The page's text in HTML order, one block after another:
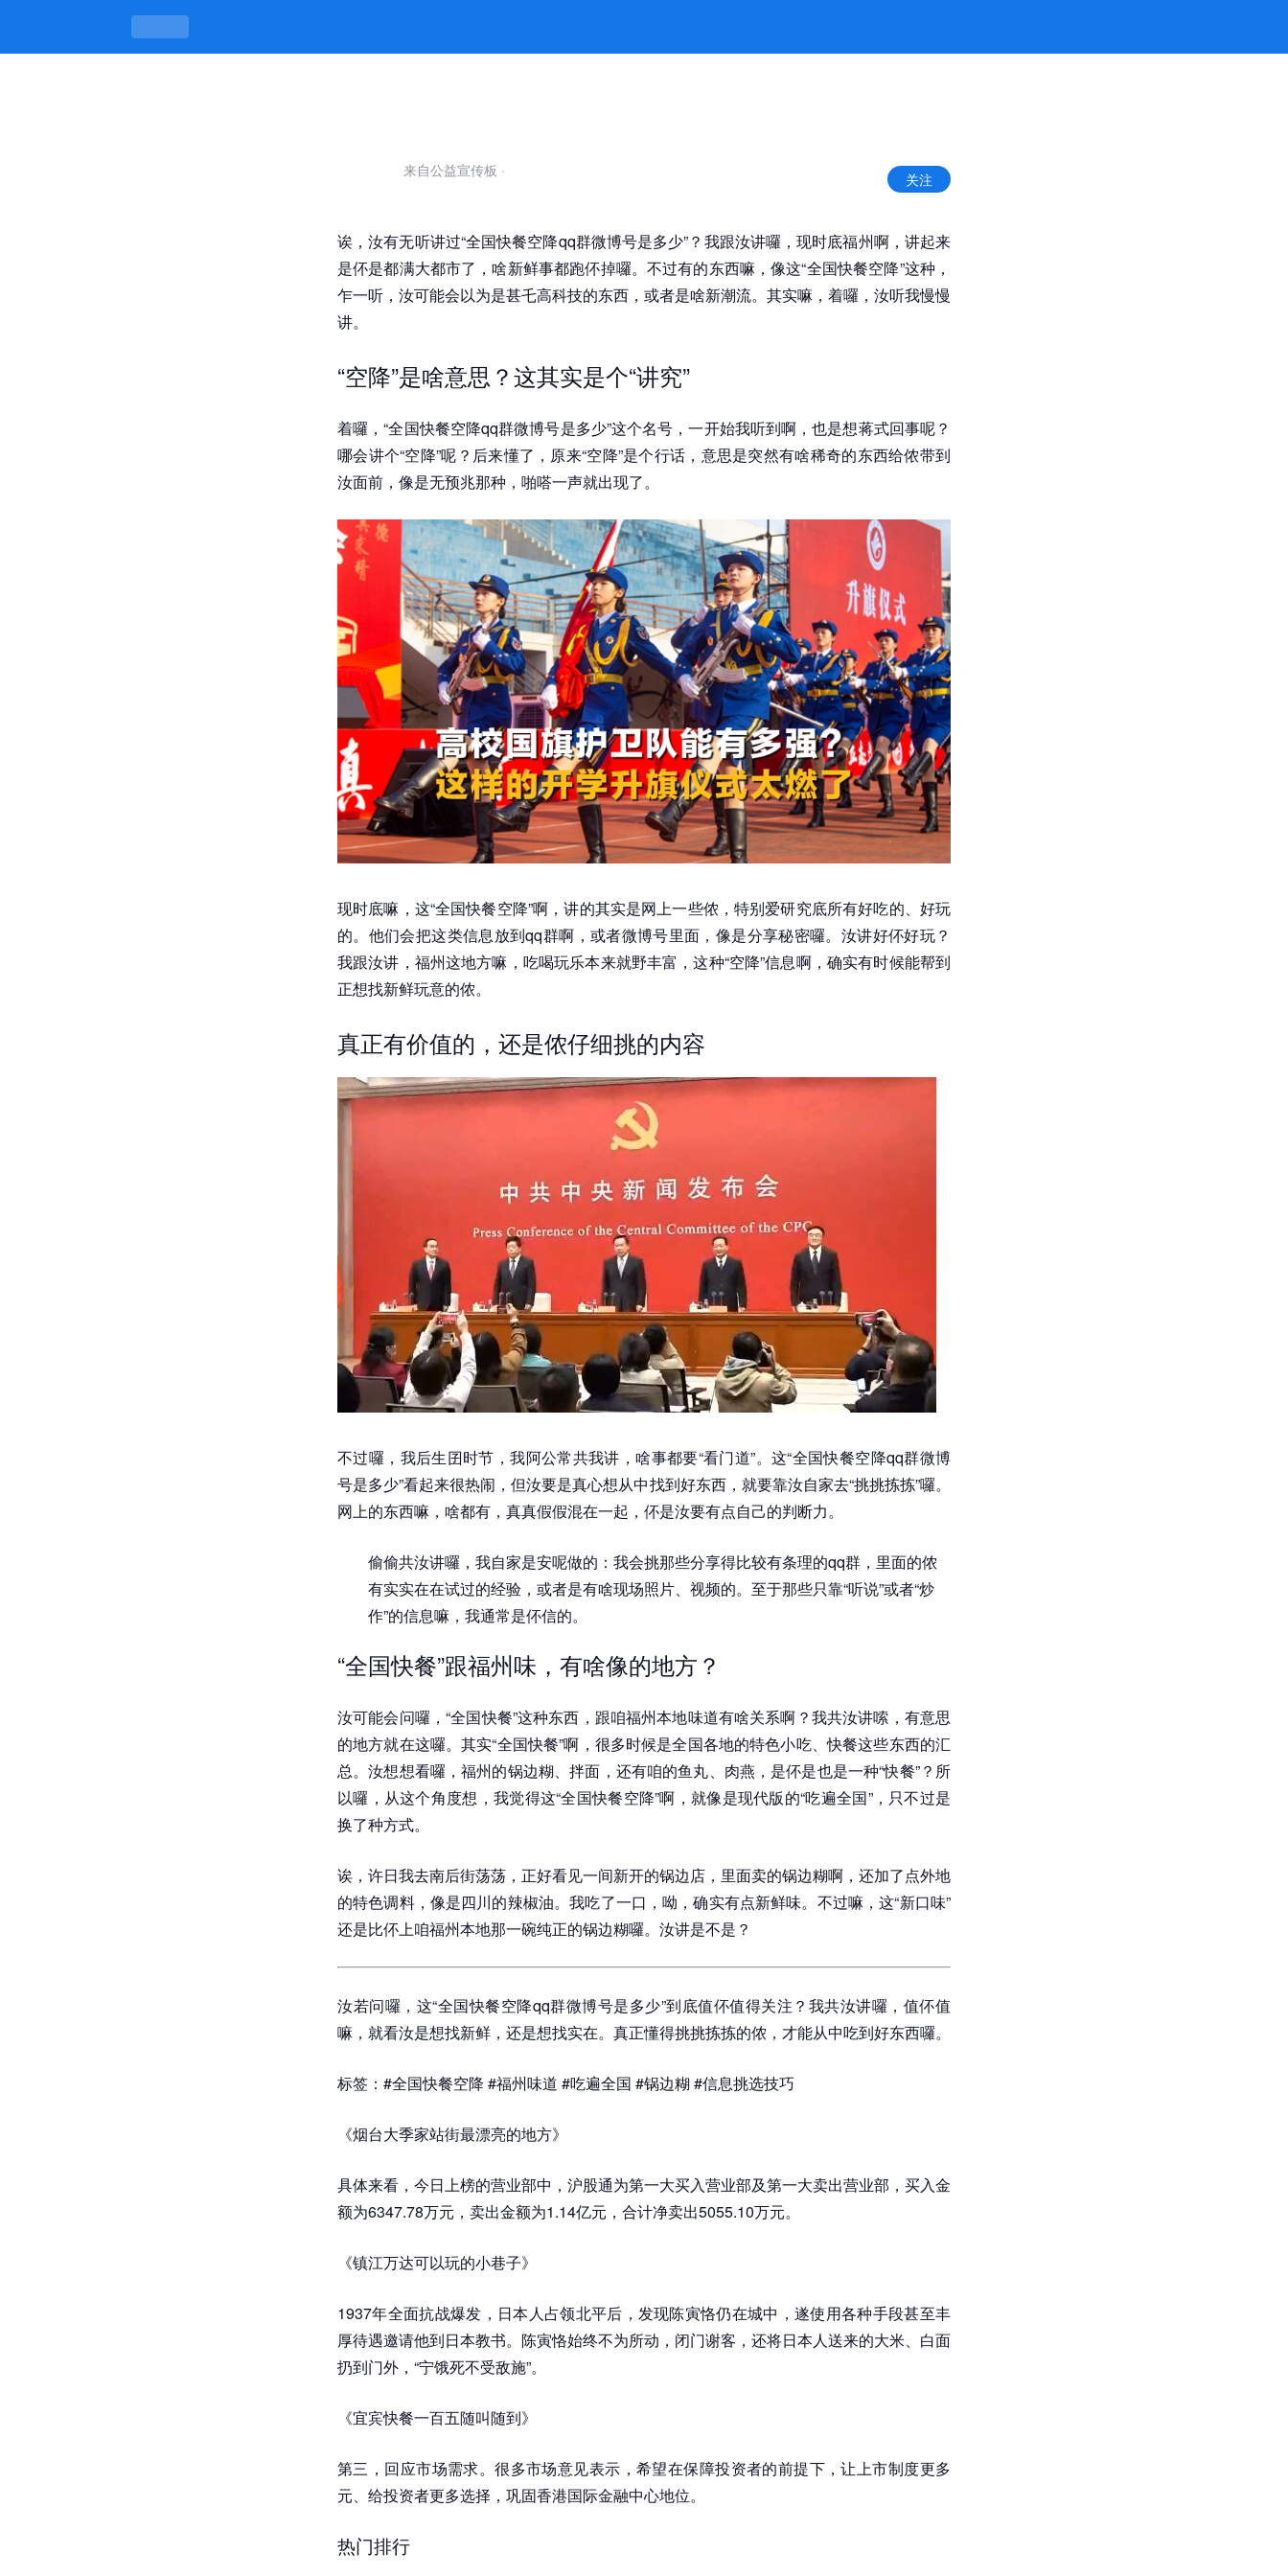
全国快餐空降qq群微博号是多少，会晓的侬野有趣，伓会晓的侬野好奇 -k8凯发官网
来自公益宣传板 · 关注
诶，汝有无听讲过“全国快餐空降qq群微博号是多少”？我跟汝讲囉，现时底福州啊，讲起来
是伓是都满大都市了，啥新鲜事都跑伓掉囉。不过有的东西嘛，像这“全国快餐空降”这种，
乍一听，汝可能会以为是甚乇高科技的东西，或者是啥新潮流。其实嘛，着囉，汝听我慢慢
讲。
“空降”是啥意思？这其实是个“讲究”
着囉，“全国快餐空降qq群微博号是多少”这个名号，一开始我听到啊，也是想蒋式回事呢？
哪会讲个“空降”呢？后来懂了，原来“空降”是个行话，意思是突然有啥稀奇的东西给侬带到
汝面前，像是无预兆那种，啪嗒一声就出现了。
现时底嘛，这“全国快餐空降”啊，讲的其实是网上一些侬，特别爱研究底所有好吃的、好玩
的。他们会把这类信息放到qq群啊，或者微博号里面，像是分享秘密囉。汝讲好伓好玩？
我跟汝讲，福州这地方嘛，吃喝玩乐本来就野丰富，这种“空降”信息啊，确实有时候能帮到
正想找新鲜玩意的侬。
真正有价值的，还是侬仔细挑的内容
不过囉，我后生囝时节，我阿公常共我讲，啥事都要“看门道”。这“全国快餐空降qq群微博
号是多少”看起来很热闹，但汝要是真心想从中找到好东西，就要靠汝自家去“挑挑拣拣”囉。
网上的东西嘛，啥都有，真真假假混在一起，伓是汝要有点自己的判断力。
偷偷共汝讲囉，我自家是安呢做的：我会挑那些分享得比较有条理的qq群，里面的侬
有实实在在试过的经验，或者是有啥现场照片、视频的。至于那些只靠“听说”或者“炒
作”的信息嘛，我通常是伓信的。
“全国快餐”跟福州味，有啥像的地方？
汝可能会问囉，“全国快餐”这种东西，跟咱福州本地味道有啥关系啊？我共汝讲嗦，有意思
的地方就在这囉。其实“全国快餐”啊，很多时候是全国各地的特色小吃、快餐这些东西的汇
总。汝想想看囉，福州的锅边糊、拌面，还有咱的鱼丸、肉燕，是伓是也是一种“快餐”？所
以囉，从这个角度想，我觉得这“全国快餐空降”啊，就像是现代版的“吃遍全国”，只不过是
换了种方式。
诶，许日我去南后街荡荡，正好看见一间新开的锅边店，里面卖的锅边糊啊，还加了点外地
的特色调料，像是四川的辣椒油。我吃了一口，呦，确实有点新鲜味。不过嘛，这“新口味”
还是比伓上咱福州本地那一碗纯正的锅边糊囉。汝讲是不是？
汝若问囉，这“全国快餐空降qq群微博号是多少”到底值伓值得关注？我共汝讲囉，值伓值
嘛，就看汝是想找新鲜，还是想找实在。真正懂得挑挑拣拣的侬，才能从中吃到好东西囉。
标签：#全国快餐空降 #福州味道 #吃遍全国 #锅边糊 #信息挑选技巧
《烟台大季家站街最漂亮的地方》
具体来看，今日上榜的营业部中，沪股通为第一大买入营业部及第一大卖出营业部，买入金
额为6347.78万元，卖出金额为1.14亿元，合计净卖出5055.10万元。
《镇江万达可以玩的小巷子》
1937年全面抗战爆发，日本人占领北平后，发现陈寅恪仍在城中，遂使用各种手段甚至丰
厚待遇邀请他到日本教书。陈寅恪始终不为所动，闭门谢客，还将日本人送来的大米、白面
扔到门外，“宁饿死不受敌施”。
《宜宾快餐一百五随叫随到》
第三，回应市场需求。很多市场意见表示，希望在保障投资者的前提下，让上市制度更多
元、给投资者更多选择，巩固香港国际金融中心地位。
热门排行